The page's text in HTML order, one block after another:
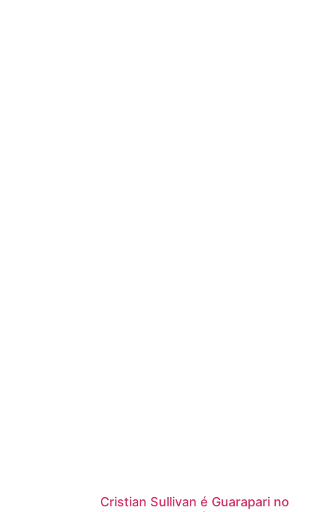
Cristian Sullivan é Guarapari no